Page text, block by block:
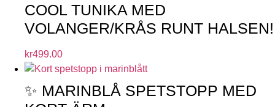
COOL TUNIKA MED
VOLANGER/KRÅS RUNT HALSEN!
kr499.00
✨ MARINBLÅ SPETSTOPP MED